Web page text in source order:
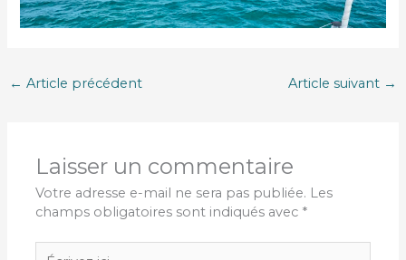
← Article précédent Article suivant →
Laisser un commentaire
Votre adresse e-mail ne sera pas publiée. Les
champs obligatoires sont indiqués avec *
Écrivez